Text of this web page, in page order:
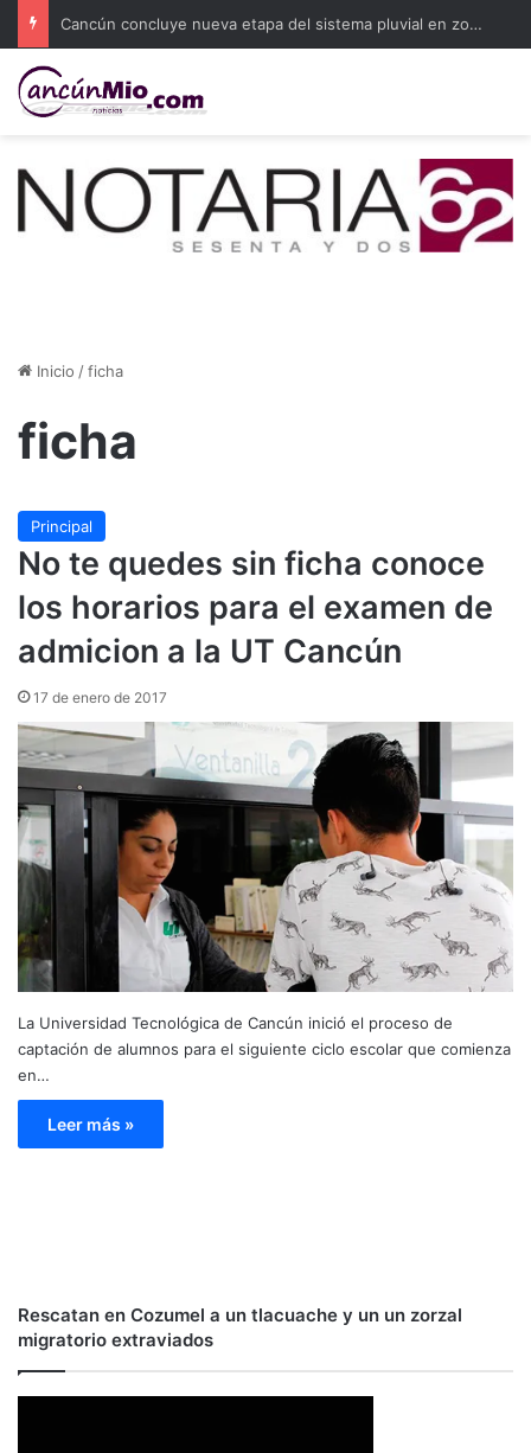
Cancún concluye nueva etapa del sistema pluvial en zonas con encharcamientos
Inicio /ficha
ficha
Principal
No te quedes sin ficha conoce
los horarios para el examen de
admicion a la UT Cancún
17 de enero de 2017
La Universidad Tecnológica de Cancún inició el proceso de
captación de alumnos para el siguiente ciclo escolar que comienza
en…
Leer más »
Rescatan en Cozumel a un tlacuache y un un zorzal
migratorio extraviados